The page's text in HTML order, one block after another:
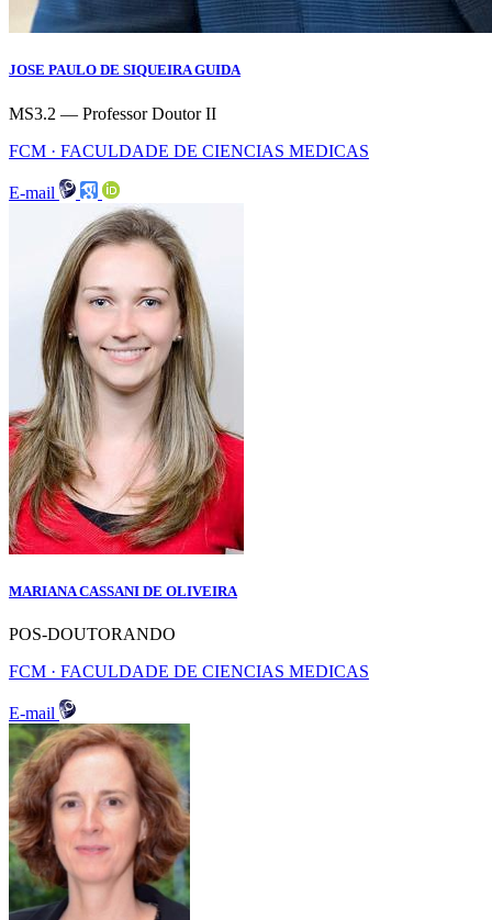
JOSE PAULO DE SIQUEIRA GUIDA
MS3.2 — Professor Doutor II
FCM · FACULDADE DE CIENCIAS MEDICAS
E-mail
MARIANA CASSANI DE OLIVEIRA
POS-DOUTORANDO
FCM · FACULDADE DE CIENCIAS MEDICAS
E-mail